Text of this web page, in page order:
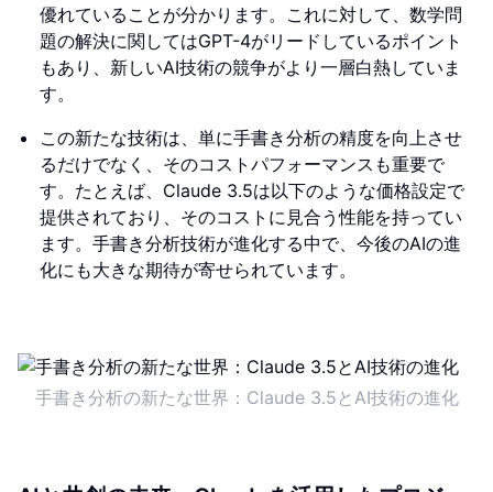
優れていることが分かります。これに対して、数学問
題の解決に関してはGPT-4がリードしているポイント
もあり、新しいAI技術の競争がより一層白熱していま
す。
この新たな技術は、単に手書き分析の精度を向上させ
るだけでなく、そのコストパフォーマンスも重要で
す。たとえば、Claude 3.5は以下のような価格設定で
提供されており、そのコストに見合う性能を持ってい
ます。手書き分析技術が進化する中で、今後のAIの進
化にも大きな期待が寄せられています。
手書き分析の新たな世界：Claude 3.5とAI技術の進化